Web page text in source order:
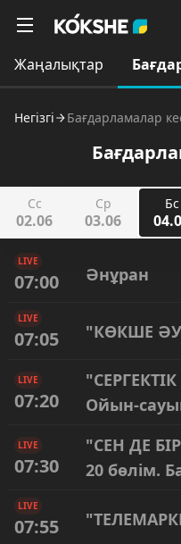
Жаңалықтар
Негізгі Бағдарламалар
Сс
02.06
Ср
03.06
Бс
LIVE
07:00 Әнұран
LIVE
07:05 "КӨКШЕ
LIVE
07:20
Ойын-
LIVE
07:30
"СЕН ДЕ
20 бөлім.
LIVE
07:55